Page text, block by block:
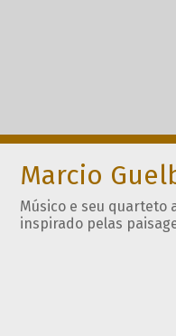
Marcio
Músico e seu
inspirado pelas